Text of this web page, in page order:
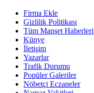
Firma Ekle
Gizlilik Politikası
Tüm Manşet Haberleri
Künye
İletişim
Yazarlar
Trafik Durumu
Popüler Galeriler
Nöbetçi Eczaneler